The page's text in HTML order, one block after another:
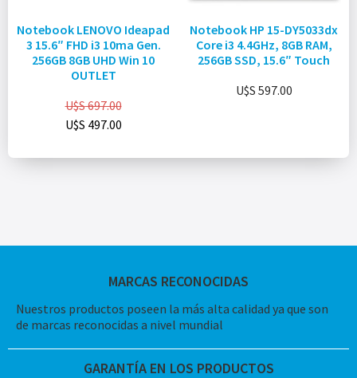
Notebook LENOVO Ideapad
3 15.6″ FHD i3 10ma Gen.
256GB 8GB UHD Win 10
OUTLET
U$S697.00
U$S 497.00
Notebook HP 15-DY5033dx
Core i3 4.4GHz, 8GB RAM,
256GB SSD, 15.6″ Touch
U$S 597.00
MARCAS RECONOCIDAS
Nuestros productos poseen la más alta calidad ya que son
de marcas reconocidas a nivel mundial
GARANTÍA EN LOS PRODUCTOS